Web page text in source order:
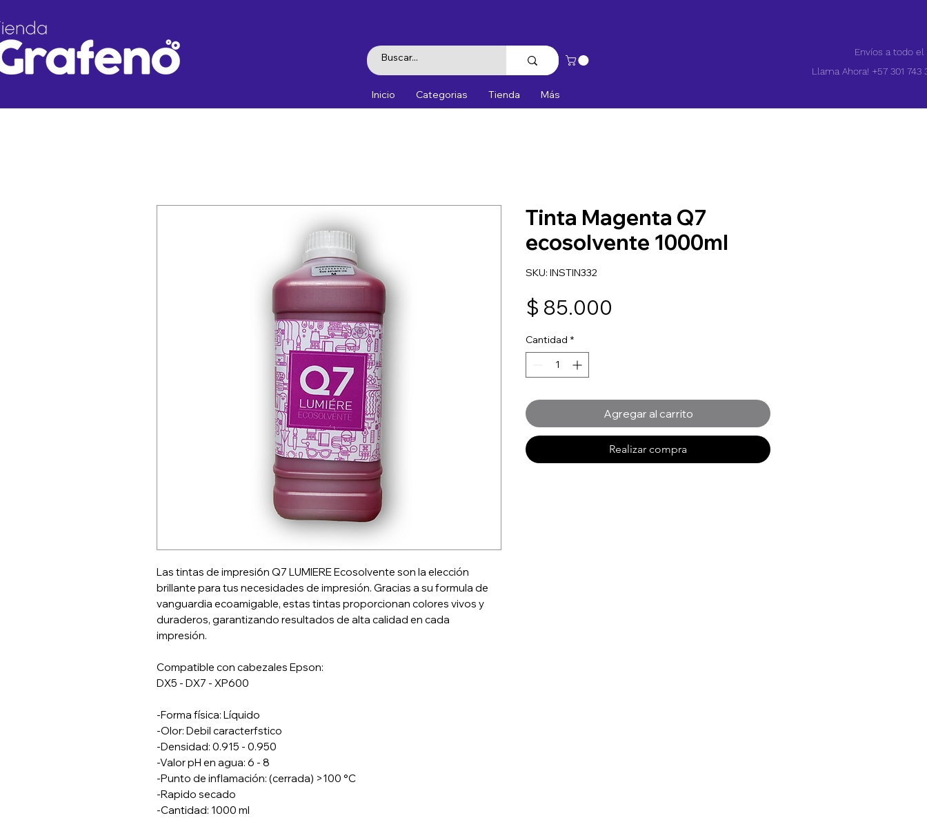
Envíos a todo el
Llama Ahora! +57 301 743
Inicio Categorias Tienda Más
Las tintas de impresi6n Q7 LUMIERE Ecosolvente son la elección
brillante para tus necesidades de impresión. Gracias a su formula de
vanguardia ecoamigable, estas tintas proporcionan colores vivos y
duraderos, garantizando resultados de alta calidad en cada
impresión.
Compatible con cabezales Epson:
DX5 - DX7 - XP600
-Forma física: Líquido
-Olor: Debil caracterfstico
-Densidad: 0.915 - 0.950
-Valor pH en agua: 6 - 8
-Punto de inflamación: (cerrada) >100 °C
-Rapido secado
-Cantidad: 1000 ml
Tinta Magenta Q7
ecosolvente 1000ml
SKU: INSTIN332
$ 85.000
Cantidad *
Agregar al carrito
Realizar compra